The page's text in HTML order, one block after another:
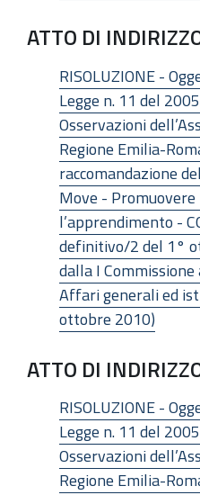
ATTO DI
RISOLUZIONE -
Legge n. 11 del
Osservazioni
Regione Emilia-
raccomandazione
Move -
l’apprendimento -
definitivo/2 del 1°
dalla I
Affari generali ed
ottobre 2010)
ATTO DI
RISOLUZIONE -
Legge n. 11 del
Osservazioni
Regione Emilia-